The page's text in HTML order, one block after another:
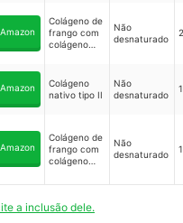
Amazon
Colágeno de
frango com
colágeno
Não
desnaturado
Amazon
Colágeno
nativo tipo II
Não
desnaturado
Amazon
Colágeno de
frango com
colágeno
Não
desnaturado
a inclusão dele.